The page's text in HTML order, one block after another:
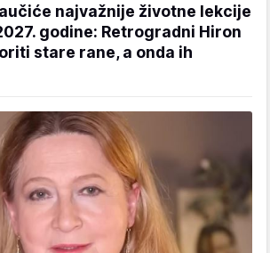
najvažnije životne lekcije
godine: Retrogradni Hiron
stare rane, a onda ih